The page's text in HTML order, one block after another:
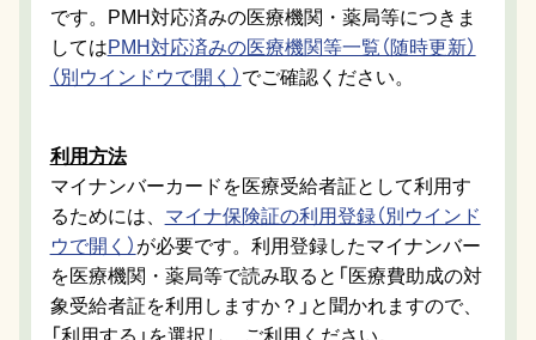
です。PMH対応済みの医療機関・薬局等につきま
してはPMH対応済みの医療機関等一覧（随時更新）
（別ウインドウで開く） でご確認ください。
利用方法
マイナンバーカードを医療受給者証として利用す
るためには、 マイナ保険証の利用登録（別ウインド
ウで開く） が必要です。利用登録したマイナンバー
を医療機関・薬局等で読み取ると「医療費助成の対
象受給者証を利用しますか？」と聞かれますので、